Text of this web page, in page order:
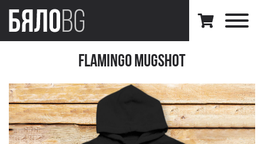
Flamingo MugShot